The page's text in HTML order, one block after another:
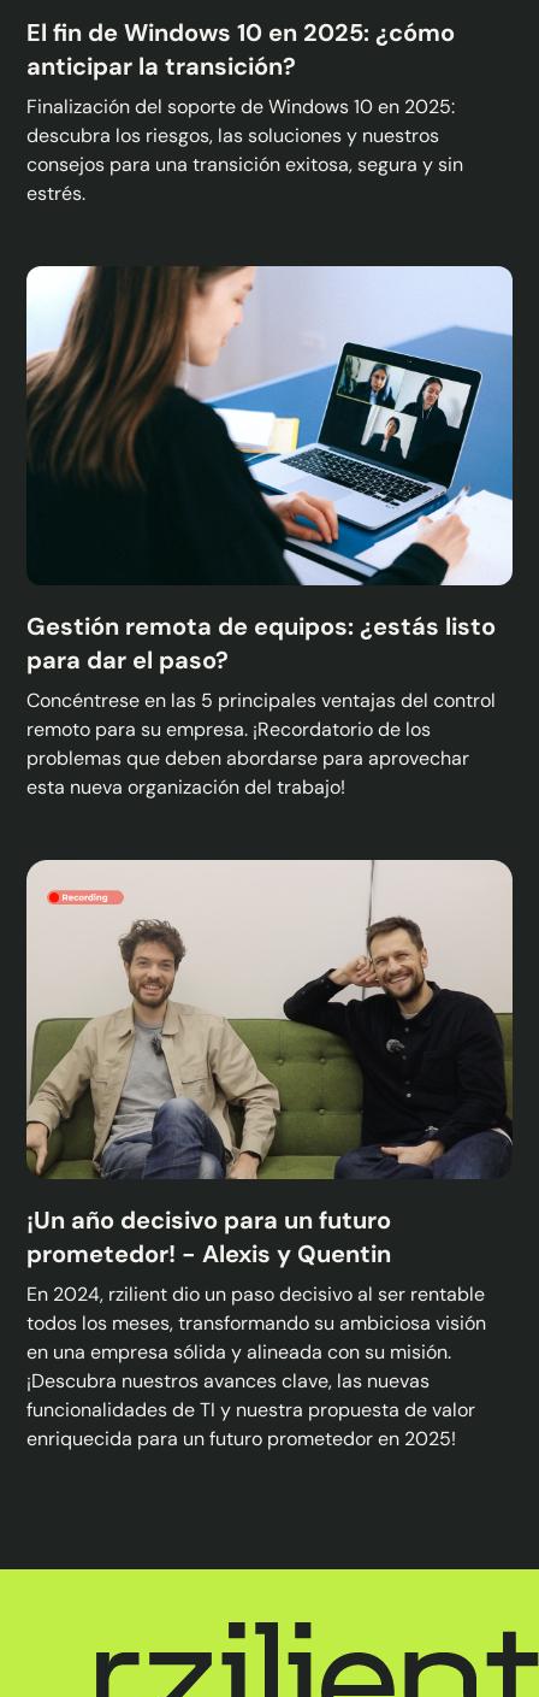
El fin de Windows 10 en 2025: ¿cómo
anticipar la transición?
Finalización del soporte de Windows 10 en 2025:
descubra los riesgos, las soluciones y nuestros
consejos para una transición exitosa, segura y sin
estrés.
Gestión remota de equipos: ¿estás listo
para dar el paso?
Concéntrese en las 5 principales ventajas del control
remoto para su empresa. ¡Recordatorio de los
problemas que deben abordarse para aprovechar
esta nueva organización del trabajo!
¡Un año decisivo para un futuro
prometedor! - Alexis y Quentin
En 2024, rzilient dio un paso decisivo al ser rentable
todos los meses, transformando su ambiciosa visión
en una empresa sólida y alineada con su misión.
¡Descubra nuestros avances clave, las nuevas
funcionalidades de TI y nuestra propuesta de valor
enriquecida para un futuro prometedor en 2025!